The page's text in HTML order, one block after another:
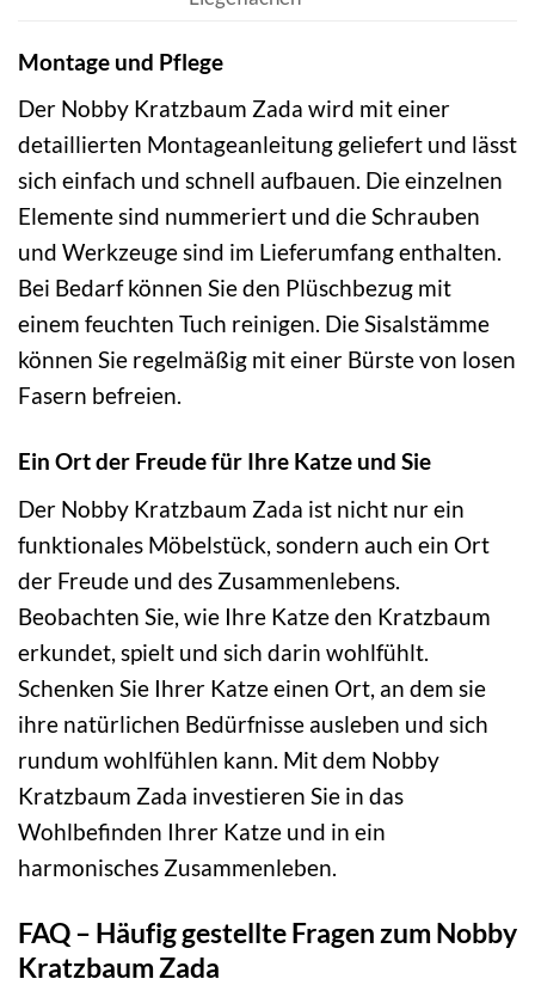
Montage und Pflege
Der Nobby Kratzbaum Zada wird mit einer
detaillierten Montageanleitung geliefert und lässt
sich einfach und schnell aufbauen. Die einzelnen
Elemente sind nummeriert und die Schrauben
und Werkzeuge sind im Lieferumfang enthalten.
Bei Bedarf können Sie den Plüschbezug mit
einem feuchten Tuch reinigen. Die Sisalstämme
können Sie regelmäßig mit einer Bürste von losen
Fasern befreien.
Ein Ort der Freude für Ihre Katze und Sie
Der Nobby Kratzbaum Zada ist nicht nur ein
funktionales Möbelstück, sondern auch ein Ort
der Freude und des Zusammenlebens.
Beobachten Sie, wie Ihre Katze den Kratzbaum
erkundet, spielt und sich darin wohlfühlt.
Schenken Sie Ihrer Katze einen Ort, an dem sie
ihre natürlichen Bedürfnisse ausleben und sich
rundum wohlfühlen kann. Mit dem Nobby
Kratzbaum Zada investieren Sie in das
Wohlbefinden Ihrer Katze und in ein
harmonisches Zusammenleben.
FAQ – Häufig gestellte Fragen zum Nobby
Kratzbaum Zada